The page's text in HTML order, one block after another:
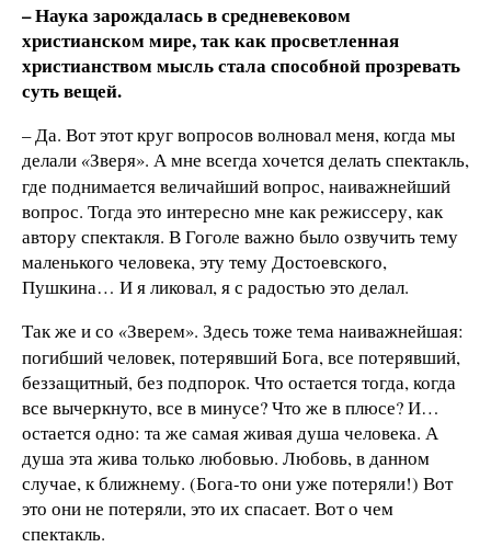
– Наука зарождалась в средневековом
христианском мире, так как просветленная
христианством мысль стала способной прозревать
суть вещей.
– Да. Вот этот круг вопросов волновал меня, когда мы
делали «Зверя». А мне всегда хочется делать спектакль,
где поднимается величайший вопрос, наиважнейший
вопрос. Тогда это интересно мне как режиссеру, как
автору спектакля. В Гоголе важно было озвучить тему
маленького человека, эту тему Достоевского,
Пушкина… И я ликовал, я с радостью это делал.
Так же и со «Зверем». Здесь тоже тема наиважнейшая:
погибший человек, потерявший Бога, все потерявший,
беззащитный, без подпорок. Что остается тогда, когда
все вычеркнуто, все в минусе? Что же в плюсе? И…
остается одно: та же самая живая душа человека. А
душа эта жива только любовью. Любовь, в данном
случае, к ближнему. (Бога-то они уже потеряли!) Вот
это они не потеряли, это их спасает. Вот о чем
спектакль.